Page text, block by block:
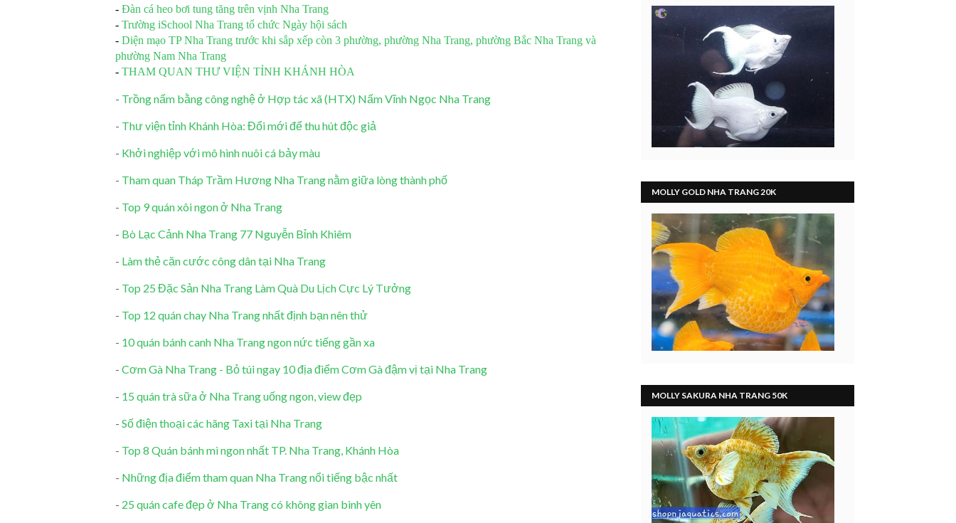
- Đàn cá heo bơi tung tăng trên vịnh Nha Trang
- Trường iSchool Nha Trang tổ chức Ngày hội sách
- Diện mạo TP Nha Trang trước khi sắp xếp còn 3 phường, phường Nha Trang, phường Bắc Nha Trang và
phường Nam Nha Trang
- THAM QUAN THƯ VIỆN TỈNH KHÁNH HÒA
- Trồng nấm bằng công nghệ ở Hợp tác xã (HTX) Nấm Vĩnh Ngọc Nha Trang
- Thư viện tỉnh Khánh Hòa: Đổi mới để thu hút độc giả
- Khởi nghiệp với mô hình nuôi cá bảy màu
- Tham quan Tháp Trầm Hương Nha Trang nằm giữa lòng thành phố
- Top 9 quán xôi ngon ở Nha Trang
- Bò Lạc Cảnh Nha Trang 77 Nguyễn Bỉnh Khiêm
- Làm thẻ căn cước công dân tại Nha Trang
- Top 25 Đặc Sản Nha Trang Làm Quà Du Lịch Cực Lý Tưởng
- Top 12 quán chay Nha Trang nhất định bạn nên thử
- 10 quán bánh canh Nha Trang ngon nức tiếng gần xa
- Cơm Gà Nha Trang - Bỏ túi ngay 10 địa điểm Cơm Gà đậm vị tại Nha Trang
- 15 quán trà sữa ở Nha Trang uống ngon, view đẹp
- Số điện thoại các hãng Taxi tại Nha Trang
- Top 8 Quán bánh mì ngon nhất TP. Nha Trang, Khánh Hòa
- Những địa điểm tham quan Nha Trang nổi tiếng bậc nhất
- 25 quán cafe đẹp ở Nha Trang có không gian bình yên
MOLLY GOLD NHA TRANG 20K
MOLLY SAKURA NHA TRANG 50K